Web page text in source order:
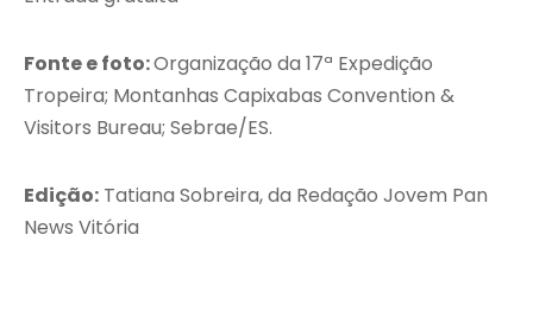
Fonte e foto:Organização da 17ª Expedição
Tropeira; Montanhas Capixabas Convention &
Visitors Bureau; Sebrae/ES.
Edição: Tatiana Sobreira, da Redação Jovem Pan
News Vitória